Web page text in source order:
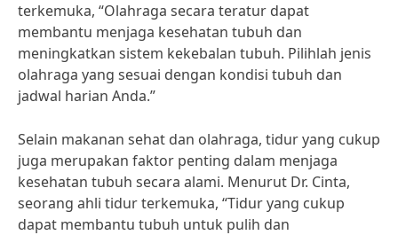
terkemuka, “Olahraga secara teratur dapat
membantu menjaga kesehatan tubuh dan
meningkatkan sistem kekebalan tubuh. Pilihlah jenis
olahraga yang sesuai dengan kondisi tubuh dan
jadwal harian Anda.”
Selain makanan sehat dan olahraga, tidur yang cukup
juga merupakan faktor penting dalam menjaga
kesehatan tubuh secara alami. Menurut Dr. Cinta,
seorang ahli tidur terkemuka, “Tidur yang cukup
dapat membantu tubuh untuk pulih dan